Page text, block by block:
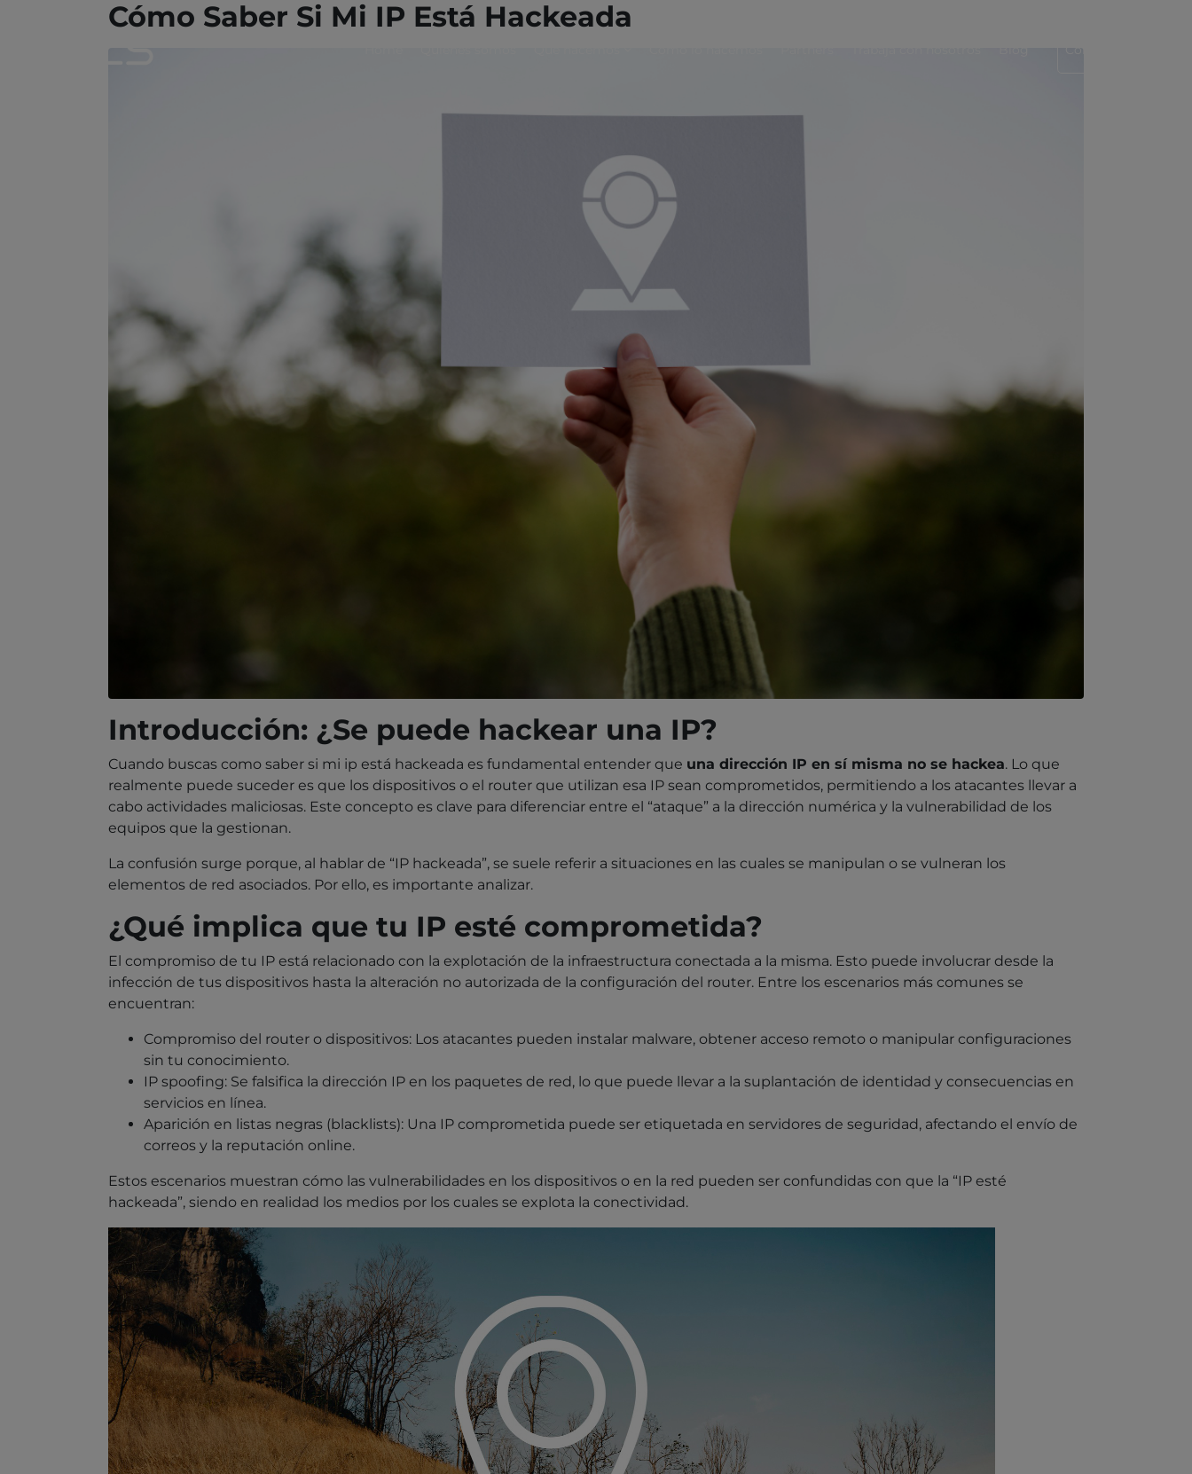
Cómo Saber Si Mi IP Está Hackeada
Introducción: ¿Se puede hackear una IP?
Cuando buscas como saber si mi ip está hackeada es fundamental entender que una dirección IP en sí misma no se hackea. Lo que
realmente puede suceder es que los dispositivos o el router que utilizan esa IP sean comprometidos, permitiendo a los atacantes llevar a
cabo actividades maliciosas. Este concepto es clave para diferenciar entre el “ataque” a la dirección numérica y la vulnerabilidad de los
equipos que la gestionan.
La confusión surge porque, al hablar de “IP hackeada”, se suele referir a situaciones en las cuales se manipulan o se vulneran los
elementos de red asociados. Por ello, es importante analizar.
¿Qué implica que tu IP esté comprometida?
El compromiso de tu IP está relacionado con la explotación de la infraestructura conectada a la misma. Esto puede involucrar desde la
infección de tus dispositivos hasta la alteración no autorizada de la configuración del router. Entre los escenarios más comunes se
encuentran:
Compromiso del router o dispositivos: Los atacantes pueden instalar malware, obtener acceso remoto o manipular configuraciones
sin tu conocimiento.
IP spoofing: Se falsifica la dirección IP en los paquetes de red, lo que puede llevar a la suplantación de identidad y consecuencias en
servicios en línea.
Aparición en listas negras (blacklists): Una IP comprometida puede ser etiquetada en servidores de seguridad, afectando el envío de
correos y la reputación online.
Estos escenarios muestran cómo las vulnerabilidades en los dispositivos o en la red pueden ser confundidas con que la “IP esté
hackeada”, siendo en realidad los medios por los cuales se explota la conectividad.